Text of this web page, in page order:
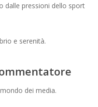
dalle pressioni dello sport
e serenità.
dei media.